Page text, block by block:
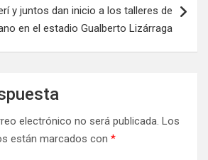
y juntos dan inicio a los talleres de
en el estadio Gualberto Lizárraga
electrónico no será publicada. Los
están marcados con *